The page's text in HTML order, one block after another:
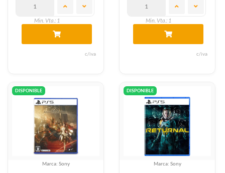
Min. Vta.: 1
c/iva
Min. Vta.: 1
c/iva
DISPONIBLE
Marca: Sony
DISPONIBLE
Marca: Sony